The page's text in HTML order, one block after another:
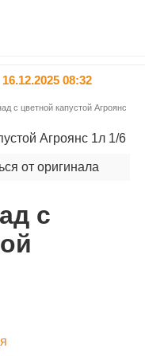
16.12.2025 08:32
с цветной капустой Агроянс
от оригинала
с